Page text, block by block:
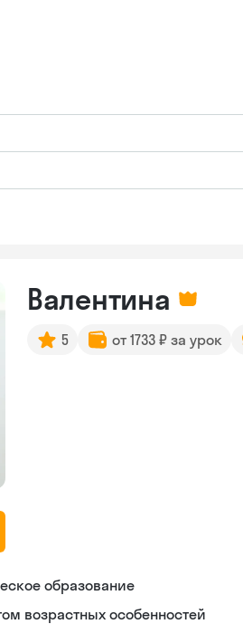
Валентина
5 от 1733 ₽ за урок
образование
возрастных особенностей